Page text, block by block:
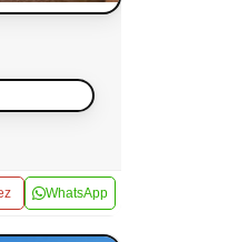
WhatsApp